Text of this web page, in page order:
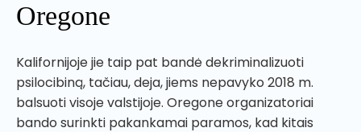
Oregone
Kalifornijoje jie taip pat bandė dekriminalizuoti
psilocibiną, tačiau, deja, jiems nepavyko 2018 m.
balsuoti visoje valstijoje. Oregone organizatoriai
bando surinkti pakankamai paramos, kad kitais